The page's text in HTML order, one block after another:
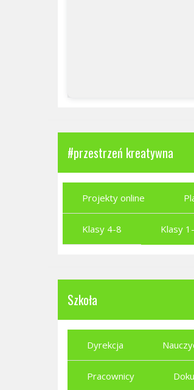
#przestrzeń kreatywna
Projekty online
Klasy 4-8 Klasy
Szkoła
Dyrekcja
Pracownicy